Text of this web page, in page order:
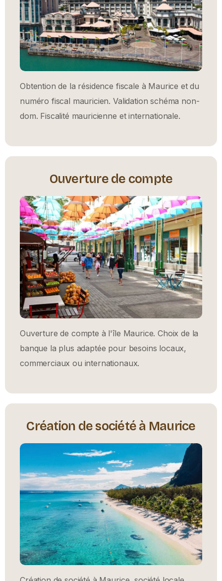
Obtention de la résidence fiscale à Maurice et du
numéro fiscal mauricien. Validation schéma non-
dom. Fiscalité mauricienne et internationale.
Ouverture de compte
Ouverture de compte à l'île Maurice. Choix de la
banque la plus adaptée pour besoins locaux,
commerciaux ou internationaux.
Création de société à Maurice